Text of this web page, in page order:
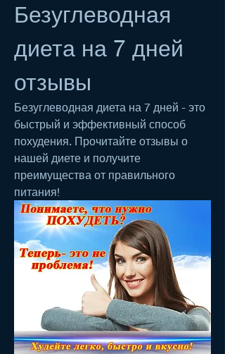
Безуглеводная
диета на 7 дней
отзывы
Безуглеводная диета на 7 дней - это
быстрый и эффективный способ
похудения. Прочитайте отзывы о
нашей диете и получите
преимущества от правильного
питания!